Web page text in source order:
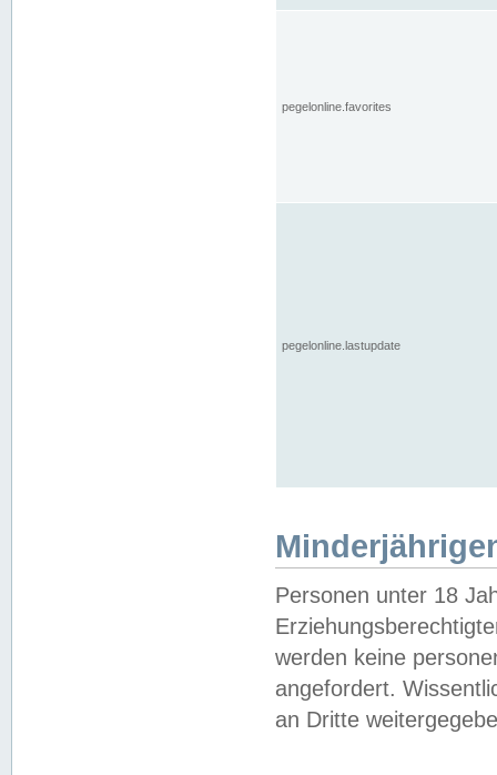
pegelonline.favorites
pegelonline.lastupdate
Personen unter 18
werden keine
angefordert.
an Dritte